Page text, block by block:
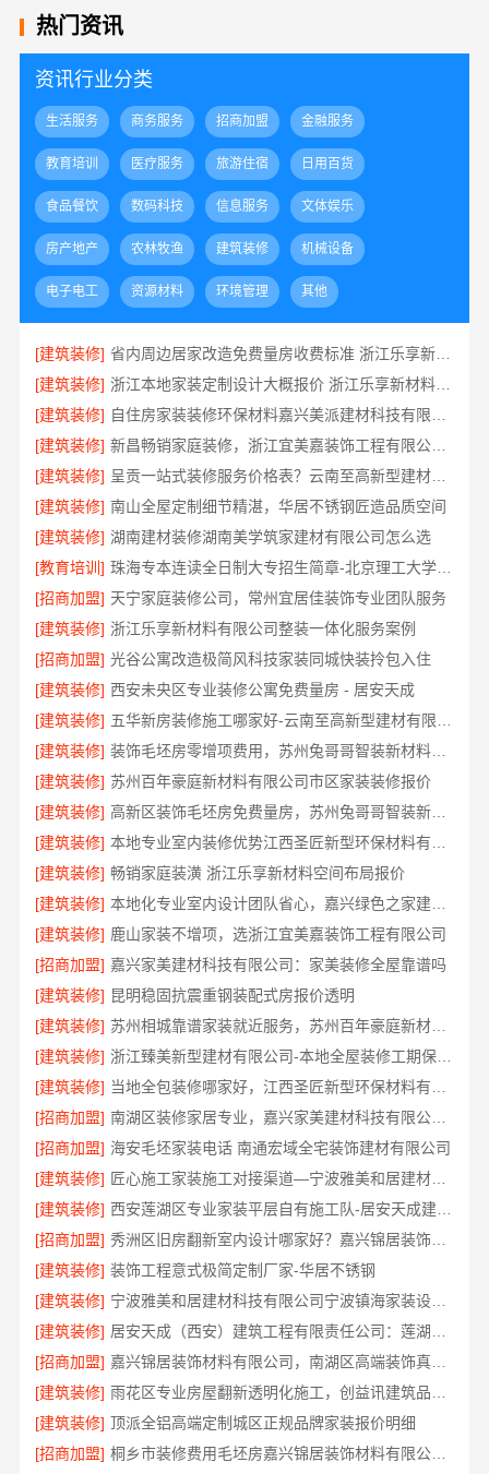
热门资讯
资讯行业分类
生活服务 商务服务 招商加盟 金融服务
教育培训 医疗服务 旅游住宿 日用百货
食品餐饮 数码科技 信息服务 文体娱乐
房产地产 农林牧渔 建筑装修 机械设备
电子电工 资源材料 环境管理 其他
[建筑装修]
省内周边居家改造免费量房收费标准 浙江乐享新材料有限公司
[建筑装修]
浙江本地家装定制设计大概报价 浙江乐享新材料有限公司
[建筑装修]
[建筑装修]
新昌畅销家庭装修，浙江宜美嘉装饰工程有限公司品质保证
[建筑装修]
呈贡一站式装修服务价格表？云南至高新型建材有限公司
[建筑装修] 南山全屋定制细节精湛，华居不锈钢匠造品质空间
[建筑装修] 湖南建材装修湖南美学筑家建材有限公司怎么选
[教育培训]
珠海专本连读全日制大专招生简章-北京理工大学珠海学院继续教育学院
[招商加盟] 天宁家庭装修公司，常州宜居佳装饰专业团队服务
[建筑装修] 浙江乐享新材料有限公司整装一体化服务案例
[招商加盟] 光谷公寓改造极简风科技家装同城快装拎包入住
[建筑装修] 西安未央区专业装修公寓免费量房 - 居安天成
[建筑装修]
[建筑装修]
装饰毛坯房零增项费用，苏州兔哥哥智装新材料有限公司
[建筑装修] 苏州百年豪庭新材料有限公司市区家装装修报价
[建筑装修]
高新区装饰毛坯房免费量房，苏州兔哥哥智装新材料有限公司贴心前期服务
[建筑装修]
[建筑装修] 畅销家庭装潢 浙江乐享新材料空间布局报价
[建筑装修]
本地化专业室内设计团队省心，嘉兴绿色之家建材科技有限公司
[建筑装修] 鹿山家装不增项，选浙江宜美嘉装饰工程有限公司
[招商加盟] 嘉兴家美建材科技有限公司：家美装修全屋靠谱吗
[建筑装修] 昆明稳固抗震重钢装配式房报价透明
[建筑装修]
苏州相城靠谱家装就近服务，苏州百年豪庭新材料有限公司品质装修
[建筑装修]
浙江臻美新型建材有限公司-本地全屋装修工期保障大平层
[建筑装修]
[招商加盟]
南湖区装修家居专业，嘉兴家美建材科技有限公司品质保障
[招商加盟] 海安毛坯家装电话 南通宏域全宅装饰建材有限公司
[建筑装修]
匠心施工家装施工对接渠道—宁波雅美和居建材科技有限公司
[建筑装修]
西安莲湖区专业家装平层自有施工队-居安天成建筑工程
[招商加盟]
秀洲区旧房翻新室内设计哪家好？嘉兴锦居装饰材料有限公司靠谱
[建筑装修] 装饰工程意式极简定制厂家-华居不锈钢
[建筑装修]
宁波雅美和居建材科技有限公司宁波镇海家装设计合作联系方式
[建筑装修]
[招商加盟]
嘉兴锦居装饰材料有限公司，南湖区高端装饰真实评测
[建筑装修]
[建筑装修] 顶派全铝高端定制城区正规品牌家装报价明细
[招商加盟]
桐乡市装修费用毛坯房嘉兴锦居装饰材料有限公司闭口合同透明报价